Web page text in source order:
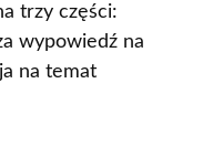
trzy części:
wypowiedź na
na temat